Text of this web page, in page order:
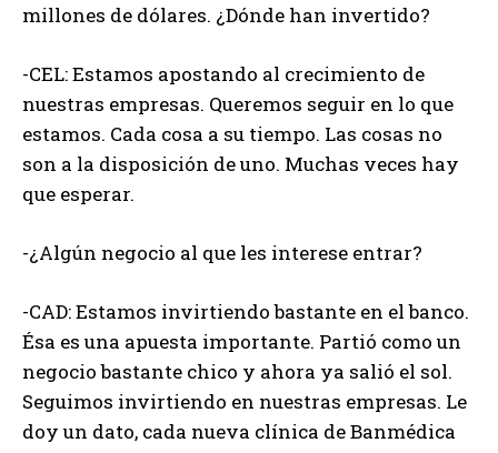
millones de dólares. ¿Dónde han invertido?
-CEL: Estamos apostando al crecimiento de
nuestras empresas. Queremos seguir en lo que
estamos. Cada cosa a su tiempo. Las cosas no
son a la disposición de uno. Muchas veces hay
que esperar.
-¿Algún negocio al que les interese entrar?
-CAD: Estamos invirtiendo bastante en el banco.
Ésa es una apuesta importante. Partió como un
negocio bastante chico y ahora ya salió el sol.
Seguimos invirtiendo en nuestras empresas. Le
doy un dato, cada nueva clínica de Banmédica